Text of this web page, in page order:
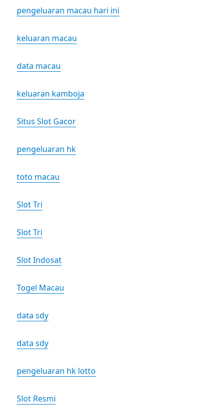
pengeluaran macau hari ini
keluaran macau
data macau
keluaran kamboja
Situs Slot Gacor
pengeluaran hk
toto macau
Slot Tri
Slot Tri
Slot Indosat
Togel Macau
data sdy
data sdy
pengeluaran hk lotto
Slot Resmi